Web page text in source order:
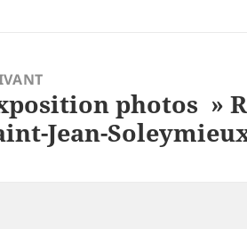
:
photos »
Jean-